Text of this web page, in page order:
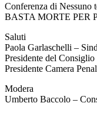
Conferenza di Nessuno
BASTA MORTE PER
Saluti
Paola Garlaschelli –
Presidente del
Presidente Camera
Modera
Umberto Baccolo –